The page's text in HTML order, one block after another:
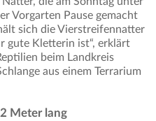
Vorgarten Pause gemacht
sich die Vierstreifennatter
gute Kletterin ist“, erklärt
beim Landkreis
aus einem Terrarium
Meter lang